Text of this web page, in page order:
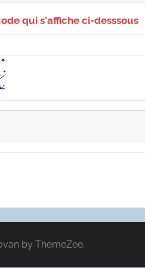
qui s'affiche ci-desssous
by ThemeZee.